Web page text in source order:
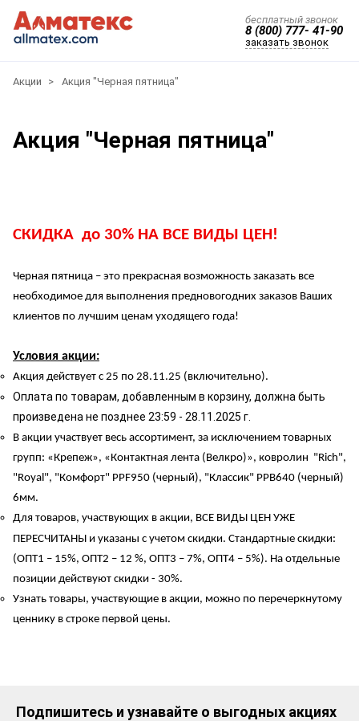
бесплатный звонок
8 (800) 777- 41-90
заказать звонок
Акции Акция "Черная пятница"
Акция "Черная пятница"
СКИДКА до 30% НА ВСЕ ВИДЫ ЦЕН!
Черная пятница – это прекрасная возможность заказать все
необходимое для выполнения предновогодних заказов Ваших
клиентов по лучшим ценам уходящего года!
Условия акции:
Акция действует с 25 по 28.11.25 (включительно).
Оплата по товарам, добавленным в корзину, должна быть
произведена не позднее 23:59 - 28.11.2025 г.
В акции участвует весь ассортимент, за исключением товарных
групп: «Крепеж», «Контактная лента (Велкро)», ковролин "Rich",
"Royal", "Комфорт" PPF950 (черный), "Классик" PPB640 (черный)
6мм.
Для товаров, участвующих в акции, ВСЕ ВИДЫ ЦЕН УЖЕ
ПЕРЕСЧИТАНЫ и указаны с учетом скидки. Стандартные скидки:
(ОПТ1 – 15%, ОПТ2 – 12 %, ОПТ3 – 7%, ОПТ4 – 5%). На отдельные
позиции действуют скидки - 30%.
Узнать товары, участвующие в акции, можно по перечеркнутому
ценнику в строке первой цены.
Подпишитесь и узнавайте о выгодных акциях